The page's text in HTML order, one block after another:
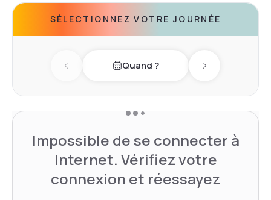
SÉLECTIONNEZ VOTRE JOURNÉE
Previous dayQuand ? Next day
Impossible de se connecter à
Internet. Vérifiez votre
connexion et réessayez